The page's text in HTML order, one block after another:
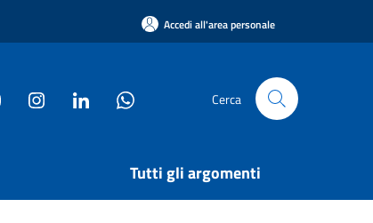
Accedi all'area personale
Cerca
Tutti gli argomenti